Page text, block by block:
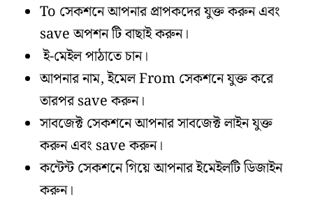
To সেকশনে আপনার প্রাপকদের যুক্ত করুন এবং
save অপশন টি বাছাই করুন।
ই-মেইল পাঠাতে চান।
আপনার নাম, ইমেল From সেকশনে যুক্ত করে
তারপর save করুন।
সাবজেক্ট সেকশনে আপনার সাবজেক্ট লাইন যুক্ত
করুন এবং save করুন।
কন্টেন্ট সেকশনে গিয়ে আপনার ইমেইলটি ডিজাইন
করুন।